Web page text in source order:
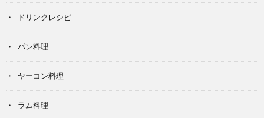
ドリンクレシピ
パン料理
ヤーコン料理
ラム料理